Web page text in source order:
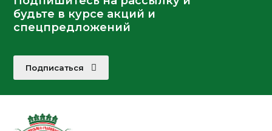
будьте в курсе акций и
спецпредложений
Подписаться